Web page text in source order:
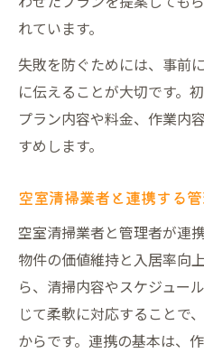
れています。
失敗を防ぐためには、事前
に伝えることが大切です。
プラン内容や料金、作業内
すめします。
空室清掃業者と連携する
空室清掃業者と管理者が連
物件の価値維持と入居率向
ら、清掃内容やスケジュー
じて柔軟に対応することで
からです。連携の基本は、